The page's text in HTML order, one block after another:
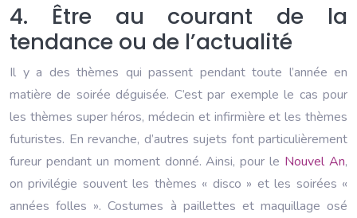
4. Être au courant de la
tendance ou de l’actualité
Il y a des thèmes qui passent pendant toute l’année en
matière de soirée déguisée. C’est par exemple le cas pour
les thèmes super héros, médecin et infirmière et les thèmes
futuristes. En revanche, d’autres sujets font particulièrement
fureur pendant un moment donné. Ainsi, pour le Nouvel An,
on privilégie souvent les thèmes « disco » et les soirées «
années folles ». Costumes à paillettes et maquillage osé